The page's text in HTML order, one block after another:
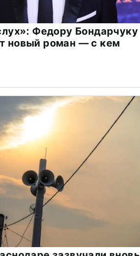
Федору Бондарчуку
новый роман — с кем